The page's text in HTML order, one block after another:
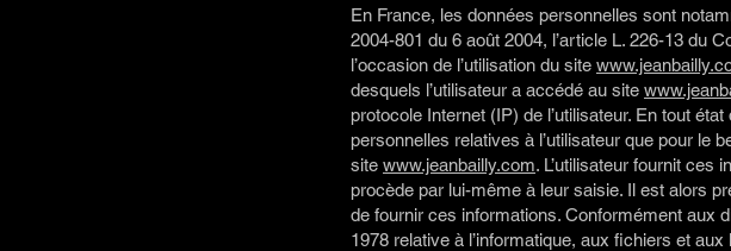
En France, les données personnelles sont
2004-801 du 6 août 2004, l’article L. 226-13 du
l’occasion de l’utilisation du site
desquels l’utilisateur a accédé au site
protocole Internet (IP) de l’utilisateur. En tout
personnelles relatives à l’utilisateur que pour le
site www.jeanbailly.com. L’utilisateur fournit ces
procède par lui-même à leur saisie. Il est alors
de fournir ces informations. Conformément aux
1978 relative à l’informatique, aux fichiers et